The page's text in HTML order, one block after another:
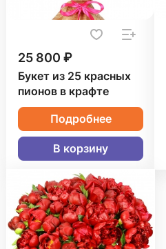
25 800 ₽
Букет из 25 красных
пионов в крафте
Подробнее
В корзину